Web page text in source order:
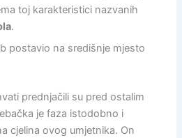
toj karakteristici nazvanih
.
postavio na središnje mjesto
prednjačili su pred ostalim
je faza istodobno i
cjelina ovog umjetnika. On